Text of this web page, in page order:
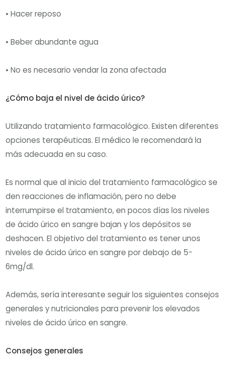
• Hacer reposo
• Beber abundante agua
• No es necesario vendar la zona afectada
¿Cómo baja el nivel de ácido úrico?
Utilizando tratamiento farmacológico. Existen diferentes
opciones terapéuticas. El médico le recomendará la
más adecuada en su caso.
Es normal que al inicio del tratamiento farmacológico se
den reacciones de inflamación, pero no debe
interrumpirse el tratamiento, en pocos días los niveles
de ácido úrico en sangre bajan y los depósitos se
deshacen. El objetivo del tratamiento es tener unos
niveles de ácido úrico en sangre por debajo de 5-
6mg/dl.
Además, sería interesante seguir los siguientes consejos
generales y nutricionales para prevenir los elevados
niveles de ácido úrico en sangre.
Consejos generales